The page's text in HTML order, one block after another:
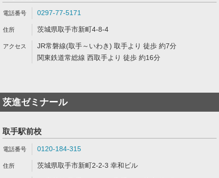
0297-77-5171
茨城県取手市新町4-8-4
JR常磐線(取手～いわき) 取手より 徒歩 約7分
関東鉄道常総線 西取手より 徒歩 約16分
茨進ゼミナール
取手駅前校
0120-184-315
茨城県取手市新町2-2-3 幸和ビル